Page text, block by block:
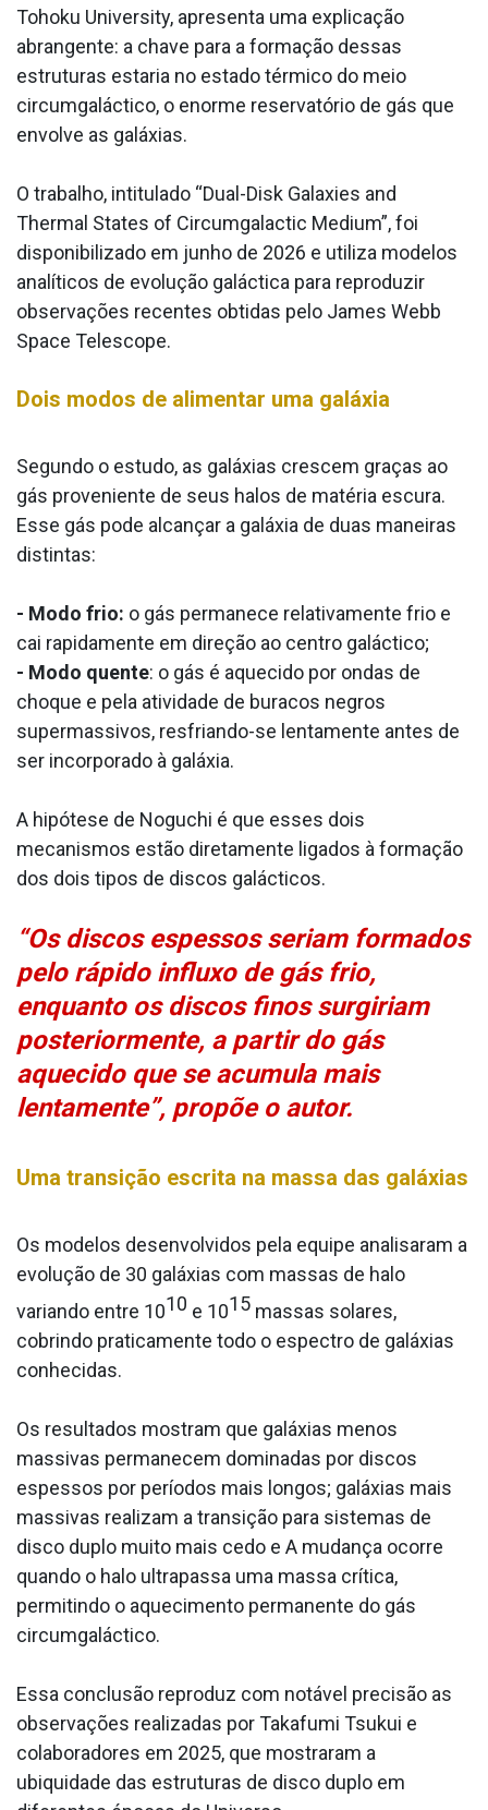
Tohoku University, apresenta uma explicação
abrangente: a chave para a formação dessas
estruturas estaria no estado térmico do meio
circumgaláctico, o enorme reservatório de gás que
envolve as galáxias.
O trabalho, intitulado “Dual-Disk Galaxies and
Thermal States of Circumgalactic Medium”, foi
disponibilizado em junho de 2026 e utiliza modelos
analíticos de evolução galáctica para reproduzir
observações recentes obtidas pelo James Webb
Space Telescope.
Dois modos de alimentar uma galáxia
Segundo o estudo, as galáxias crescem graças ao
gás proveniente de seus halos de matéria escura.
Esse gás pode alcançar a galáxia de duas maneiras
distintas:
- Modo frio: o gás permanece relativamente frio e
cai rapidamente em direção ao centro galáctico;
- Modo quente: o gás é aquecido por ondas de
choque e pela atividade de buracos negros
supermassivos, resfriando-se lentamente antes de
ser incorporado à galáxia.
A hipótese de Noguchi é que esses dois
mecanismos estão diretamente ligados à formação
dos dois tipos de discos galácticos.
“Os discos espessos seriam formados
pelo rápido influxo de gás frio,
enquanto os discos finos surgiriam
posteriormente, a partir do gás
aquecido que se acumula mais
lentamente”, propõe o autor.
Uma transição escrita na massa das galáxias
Os modelos desenvolvidos pela equipe analisaram a
evolução de 30 galáxias com massas de halo
variando entre 1010 e 1015 massas solares,
cobrindo praticamente todo o espectro de galáxias
conhecidas.
Os resultados mostram que galáxias menos
massivas permanecem dominadas por discos
espessos por períodos mais longos; galáxias mais
massivas realizam a transição para sistemas de
disco duplo muito mais cedo e A mudança ocorre
quando o halo ultrapassa uma massa crítica,
permitindo o aquecimento permanente do gás
circumgaláctico.
Essa conclusão reproduz com notável precisão as
observações realizadas por Takafumi Tsukui e
colaboradores em 2025, que mostraram a
ubiquidade das estruturas de disco duplo em